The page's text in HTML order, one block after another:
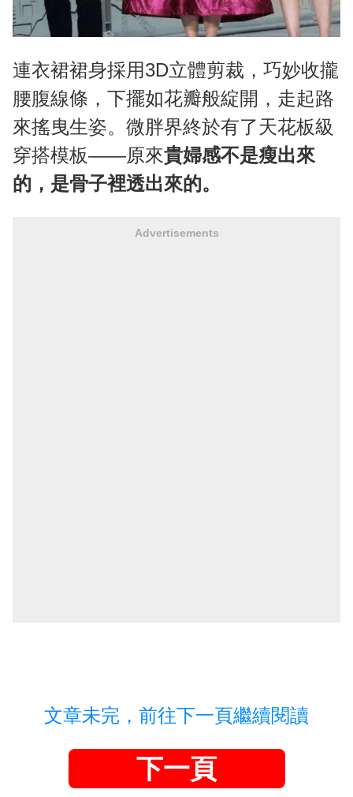
連衣裙裙身採用3D立體剪裁，巧妙收攏
腰腹線條，下擺如花瓣般綻開，走起路
來搖曳生姿。微胖界終於有了天花板級
穿搭模板——原來貴婦感不是瘦出來
的，是骨子裡透出來的。
Advertisements
文章未完，前往下一頁繼續閱讀
下一頁